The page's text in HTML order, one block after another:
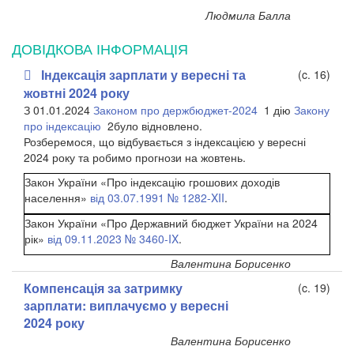
Людмила Балла
ДОВІДКОВА ІНФОРМАЦІЯ
Індексація зарплати у вересні та
жовтні 2024 року
(c. 16)
З 01.01.2024 Законом про держбюджет-2024 1 дію Закону
про індексацію 2було відновлено.
Розберемося, що відбувається з індексацією у вересні
2024 року та робимо прогнози на жовтень.
Закон України «Про індексацію грошових доходів
населення» від 03.07.1991 № 1282-XII.
Закон України «Про Державний бюджет України на 2024
рік» від 09.11.2023 № 3460-IX.
Валентина Борисенко
Компенсація за затримку
зарплати: виплачуємо у вересні
2024 року
(c. 19)
Валентина Борисенко